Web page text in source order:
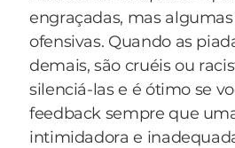
20. Três pares de sapato são
suficientes.
21. Você não fica
De repente ele deu uma
outro carro e por pouco não
— Seu Barbeiro, f**...! —
— Esse daí — comentou
sua mãe!
engraçadas, mas
ofensivas. Quando as
demais, são cruéis ou
silenciá-las e é ótimo se
feedback sempre que
intimidadora e